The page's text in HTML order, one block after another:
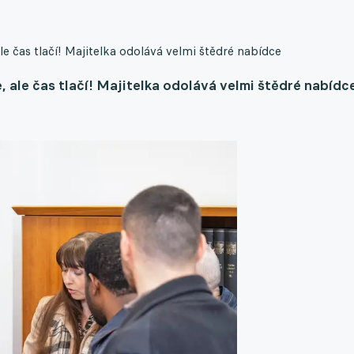
čas tlačí! Majitelka odolává velmi štědré nabídce
ale čas tlačí! Majitelka odolává velmi štědré